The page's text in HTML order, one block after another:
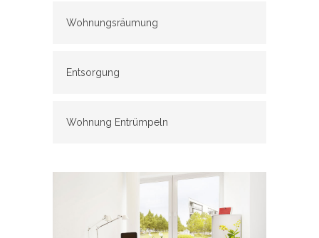
Wohnungsräumung
Entsorgung
Wohnung Entrümpeln